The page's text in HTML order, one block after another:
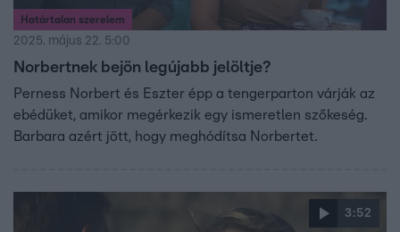
Határtalan szerelem
2025. május 22. 5:00
Norbertnek bejön legújabb jelöltje?
Perness Norbert és Eszter épp a tengerparton várják az
ebédüket, amikor megérkezik egy ismeretlen szőkeség.
Barbara azért jött, hogy meghódítsa Norbertet.
3:52